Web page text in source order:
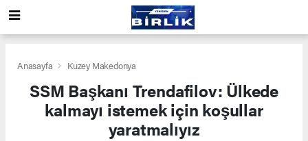
Anasayfa Kuzey Makedonya
SSM Başkanı Trendafilov: Ülkede
kalmayı istemek için koşullar
yaratmalıyız